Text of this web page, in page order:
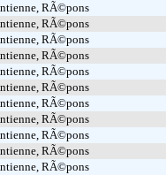
RÃ©pons
RÃ©pons
RÃ©pons
RÃ©pons
RÃ©pons
RÃ©pons
RÃ©pons
RÃ©pons
RÃ©pons
RÃ©pons
RÃ©pons